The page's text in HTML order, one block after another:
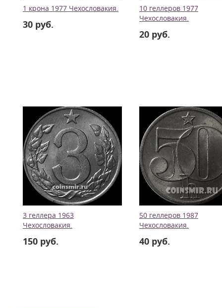
1 крона 1977 Чехословакия.
30 руб.
10 геллеров 1977
Чехословакия.
20 руб.
3 геллера 1963
Чехословакия.
150 руб.
50 геллеров 1987
Чехословакия.
40 руб.